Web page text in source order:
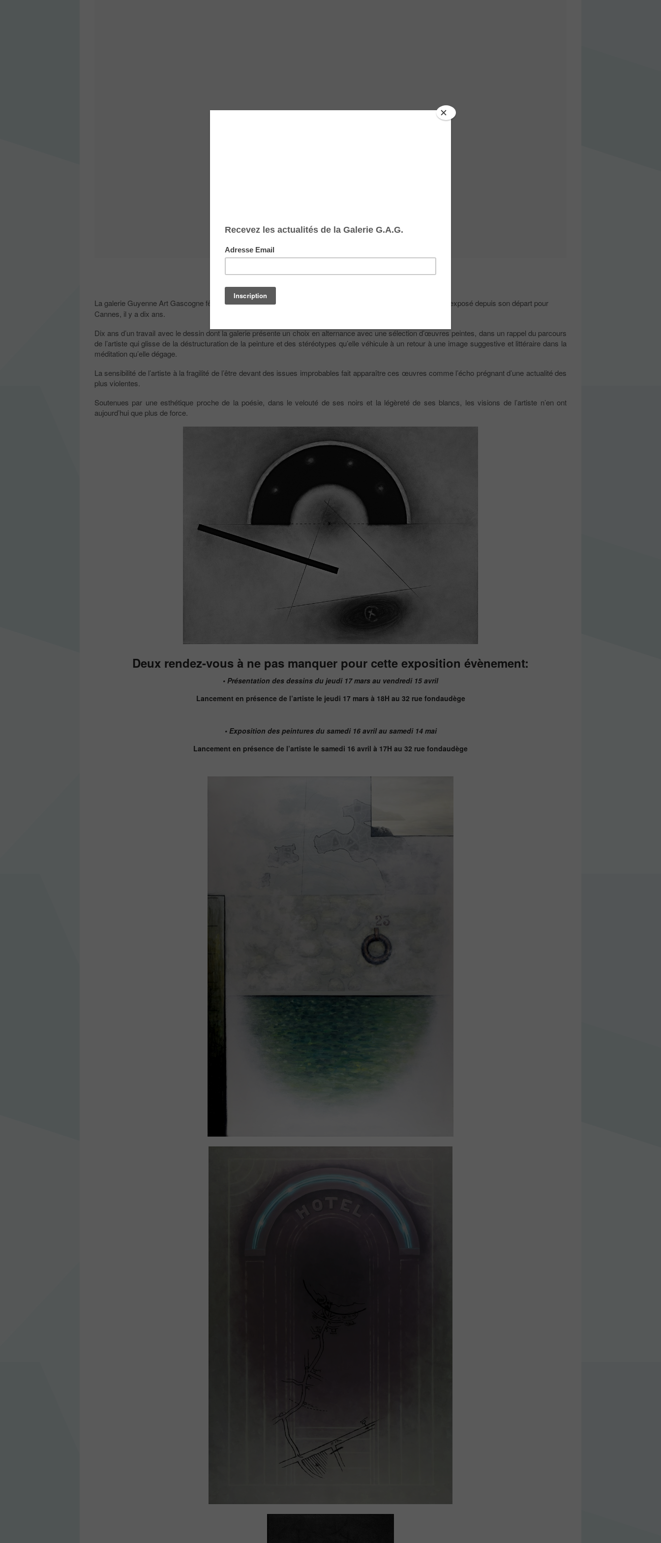
La galerie Guyenne Art Gascogne fête, du 17 mars au 14 mai, le retour d’
à Bordeaux où il n’a pas exposé depuis son départ pour
Cannes, il y a dix ans.
Dix ans d’un travail avec le dessin dont la galerie présente un choix en alternance avec une sélection d’œuvres peintes, dans un rappel du parcours
de l’artiste qui glisse de la déstructuration de la peinture et des stéréotypes qu’elle véhicule à un retour à une image suggestive et littéraire dans la
méditation qu’elle dégage.
La sensibilité de l’artiste à la fragilité de l’être devant des issues improbables fait apparaître ces œuvres comme l’écho prégnant d’une actualité des
plus violentes.
Soutenues par une esthétique proche de la poésie, dans le velouté de ses noirs et la légèreté de ses blancs, les visions de l’artiste n’en ont
aujourd’hui que plus de force.
Deux rendez-vous à ne pas manquer pour cette exposition évènement:
• Présentation des dessins du jeudi 17 mars au vendredi 15 avril
Lancement en présence de l’artiste le jeudi 17 mars à 18H au 32 rue fondaudège
• Exposition des peintures du samedi 16 avril au samedi 14 mai
Lancement en présence de l’artiste le samedi 16 avril à 17H au 32 rue fondaudège